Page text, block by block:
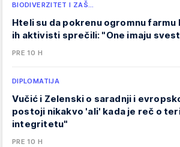
BIODIVERZITET I ZAŠ…
Hteli su da pokrenu ogromnu farmu
ih aktivisti sprečili: "One imaju
PRE 10 H
DIPLOMATIJA
Vučić i Zelenski o saradnji i
postoji nikakvo 'ali' kada je reč o
integritetu"
PRE 10 H